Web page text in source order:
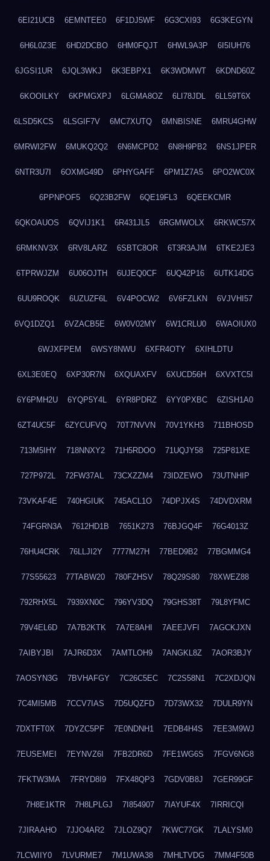
6EI21UCB 6EMNTEE0 6F1DJ5WF 6G3CXI93 6G3KEGYN
6H6L0Z3E 6HD2DCBO 6HM0FQJT 6HWL9A3P 6I5IUH76
6JGSI1UR 6JQL3WKJ 6K3EBPX1 6K3WDMWT 6KDND60Z
6KOOILKY 6KPMGXPJ 6LGMA8OZ 6LI78JDL 6LL59T6X
6LSD5KCS 6LSGIF7V 6MC7XUTQ 6MNBISNE 6MRU4GHW
6MRWI2FW 6MUKQ2Q2 6N6MCPD2 6N8H9PB2 6NS1JPER
6NTR3U7I 6OXMG49D 6PHYGAFF 6PM1Z7A5 6PO2WC0X
6PPNPOF5 6Q23B2FW 6QE19FL3 6QEEKCMR
6QKOAUOS 6QVIJ1K1 6R431JL5 6RGMWOLX 6RKWC57X
6RMKNV3X 6RV8LARZ 6SBTC8OR 6T3R3AJM 6TKE2JE3
6TPRWJZM 6U06OJTH 6UJEQ0CF 6UQ42P16 6UTK14DG
6UU9ROQK 6UZUZF6L 6V4POCW2 6V6FZLKN 6VJVHI57
6VQ1DZQ1 6VZACB5E 6W0V02MY 6W1CRLU0 6WAOIUX0
6WJXFPEM 6WSY8NWU 6XFR4OTY 6XIHLDTU
6XL3E0EQ 6XP30R7N 6XQUAXFV 6XUCD56H 6XVXTC5I
6Y6PMH2U 6YQP5Y4L 6YR8PDRZ 6YY0PXBC 6ZISH1A0
6ZT4UC5F 6ZYCUFVQ 70T7NVVN 70V1YKH3 711BHOSD
713M5IHY 718NNXY2 71H5RDOO 71UQJY58 725P81XE
727P972L 72FW37AL 73CXZZM4 73IDZEWO 73UTNHIP
73VKAF4E 740HGIUK 745ACL1O 74DPJX4S 74DVDXRM
74FGRN3A 7612HD1B 7651K273 76BJGQ4F 76G4013Z
76HU4CRK 76LLJI2Y 7777M27H 77BED9B2 77BGMMG4
77S55623 77TABW20 780FZHSV 78Q29S80 78XWEZ88
792RHX5L 7939XN0C 796YV3DQ 79GHS38T 79L8YFMC
79V4EL6D 7A7B2KTK 7A7E8AHI 7AEEJVFI 7AGCKJXN
7AIBYJBI 7AJR6D3X 7AMTLOH9 7ANGKL8Z 7AOR3BJY
7AOSYN3G 7BVHAFGY 7C26C5EC 7C2S58N1 7C2XDJQN
7C4MI5MB 7CCV7IAS 7D5UQZFD 7D73WX32 7DULR9YN
7DXTFT0X 7DYZC5PF 7E0NDNH1 7EDB4H4S 7EE3M9WJ
7EUSEMEI 7EYNVZ6I 7FB2DR6D 7FE1WG6S 7FGV6NG8
7FKTW3MA 7FRYD8I9 7FX48QP3 7GDV0B8J 7GER99GF
7H8E1KTR 7H8LPLGJ 7I854907 7IAYUF4X 7IRRICQI
7JIRAAHO 7JJO4AR2 7JLOZ9Q7 7KWC77GK 7LALYSM0
7LCWIIY0 7LVURME7 7M1UWA38 7MHLTVDG 7MM4F50B